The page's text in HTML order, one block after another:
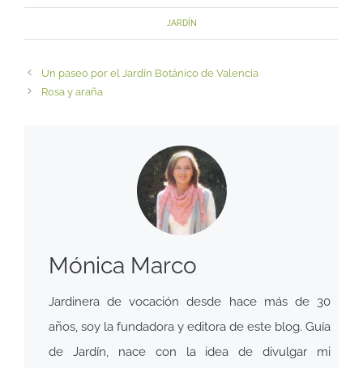
JARDÍN
Un paseo por el Jardín Botánico de Valencia
Rosa y araña
Mónica Marco
Jardinera de vocación desde hace más de 30
años, soy la fundadora y editora de este blog. Guía
de Jardín, nace con la idea de divulgar mi